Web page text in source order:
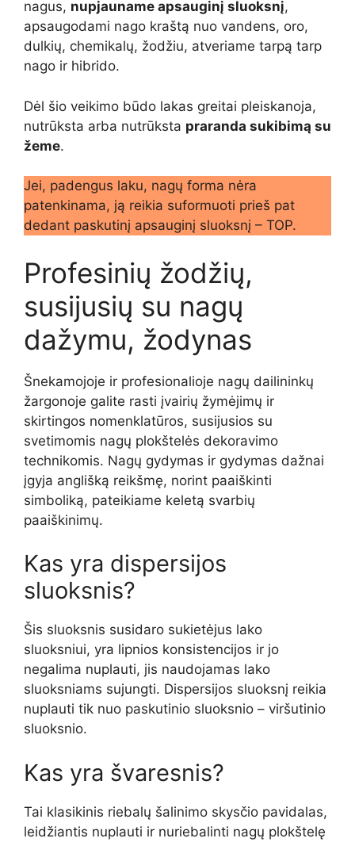
nagus, nupjauname apsauginį sluoksnį,
apsaugodami nago kraštą nuo vandens, oro,
dulkių, chemikalų, žodžiu, atveriame tarpą tarp
nago ir hibrido.
Dėl šio veikimo būdo lakas greitai pleiskanoja,
nutrūksta arba nutrūksta praranda sukibimą su
žeme.
Jei, padengus laku, nagų forma nėra
patenkinama, ją reikia suformuoti prieš pat
dedant paskutinį apsauginį sluoksnį – TOP.
Profesinių žodžių,
susijusių su nagų
dažymu, žodynas
Šnekamojoje ir profesionalioje nagų dailininkų
žargonoje galite rasti įvairių žymėjimų ir
skirtingos nomenklatūros, susijusios su
svetimomis nagų plokštelės dekoravimo
technikomis. Nagų gydymas ir gydymas dažnai
įgyja anglišką reikšmę, norint paaiškinti
simboliką, pateikiame keletą svarbių
paaiškinimų.
Kas yra dispersijos
sluoksnis?
Šis sluoksnis susidaro sukietėjus lako
sluoksniui, yra lipnios konsistencijos ir jo
negalima nuplauti, jis naudojamas lako
sluoksniams sujungti. Dispersijos sluoksnį reikia
nuplauti tik nuo paskutinio sluoksnio – viršutinio
sluoksnio.
Kas yra švaresnis?
Tai klasikinis riebalų šalinimo skysčio pavidalas,
leidžiantis nuplauti ir nuriebalinti nagų plokštelę